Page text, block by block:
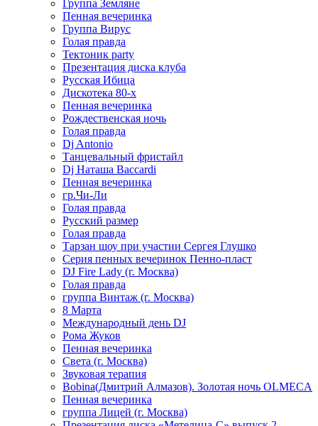
Группа Земляне
Пенная вечеринка
Группа Вирус
Голая правда
Тектоник party
Презентация диска клуба
Русская Ибица
Дискотека 80-х
Пенная вечеринка
Рождественская ночь
Голая правда
Dj Antonio
Танцевальный фристайл
Dj Наташа Baccardi
Пенная вечеринка
гр.Чи-Ли
Голая правда
Русский размер
Голая правда
Тарзан шоу при участии Сергея Глушко
Серия пенных вечеринок Пенно-пласт
DJ Fire Lady (г. Москва)
Голая правда
группа Винтаж (г. Москва)
8 Марта
Международный день DJ
Рома Жуков
Пенная вечеринка
Света (г. Москва)
Звуковая терапия
Bobina(Дмитрий Алмазов). Золотая ночь OLMECA
Пенная вечеринка
группа Лицей (г. Москва)